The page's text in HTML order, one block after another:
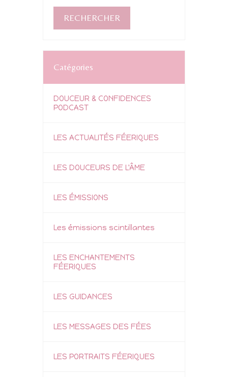
Catégories
DOUCEUR & CONFIDENCES
PODCAST
LES ACTUALITÉS FÉERIQUES
LES DOUCEURS DE L'ÂME
LES ÉMISSIONS
Les émissions scintillantes
LES ENCHANTEMENTS
FÉERIQUES
LES GUIDANCES
LES MESSAGES DES FÉES
LES PORTRAITS FÉERIQUES